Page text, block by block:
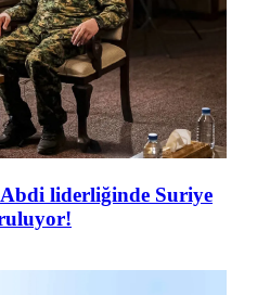
liderliğinde Suriye